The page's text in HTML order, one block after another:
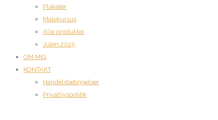
Plakater
Malekursus
Alle produkter
Julen 2025
OM MIG
KONTAKT
Handelsbetingelser
Privatlivspolitik